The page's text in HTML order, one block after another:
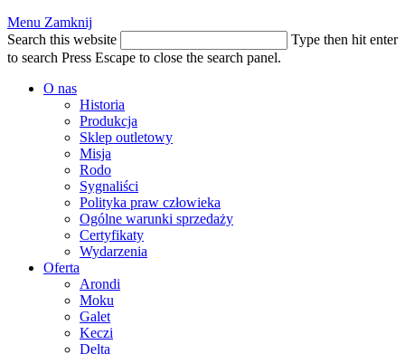
Menu Zamknij
Search this website
Type then hit enter
to search Press Escape to close the search panel.
O nas
Historia
Produkcja
Sklep outletowy
Misja
Rodo
Sygnaliści
Polityka praw człowieka
Ogólne warunki sprzedaży
Certyfikaty
Wydarzenia
Oferta
Arondi
Moku
Galet
Keczi
Delta